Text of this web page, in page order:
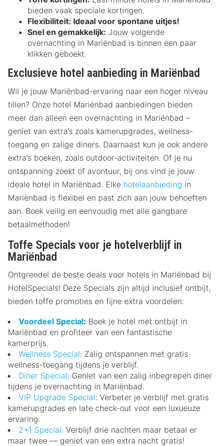
bieden vaak speciale kortingen.
Flexibiliteit: Ideaal voor spontane uitjes!
Snel en gemakkelijk: Jouw volgende
overnachting in Mariënbad is binnen een paar
klikken geboekt.
Exclusieve hotel aanbieding in Mariënbad
Wil je jouw Mariënbad-ervaring naar een hoger niveau
tillen? Onze hotel Mariënbad aanbiedingen bieden
meer dan alleen een overnachting in Mariënbad –
geniet van extra’s zoals kamerupgrades, wellness-
toegang en zalige diners. Daarnaast kun je ook andere
extra’s boeken, zoals outdoor-activiteiten. Of je nu
ontspanning zoekt of avontuur, bij ons vind je jouw
ideale hotel in Mariënbad. Elke hotelaanbieding in
Mariënbad is flexibel en past zich aan jouw behoeften
aan. Boek veilig en eenvoudig met alle gangbare
betaalmethoden!
Toffe Specials voor je hotelverblijf in
Mariënbad
Ontgrendel de beste deals voor hotels in Mariënbad bij
HotelSpecials! Deze Specials zijn altijd inclusief ontbijt,
bieden toffe promoties en fijne extra voordelen:
Voordeel Special: Boek je hotel met ontbijt in
Mariënbad en profiteer van een fantastische
kamerprijs.
Wellness Special: Zalig ontspannen met gratis
wellness-toegang tijdens je verblijf.
Diner Special: Geniet van een zalig inbegrepen diner
tijdens je overnachting in Mariënbad.
VIP Upgrade Special: Verbeter je verblijf met gratis
kamerupgrades en late check-out voor een luxueuze
ervaring.
2+1 Special: Verblijf drie nachten maar betaal er
maar twee — geniet van een extra nacht gratis!